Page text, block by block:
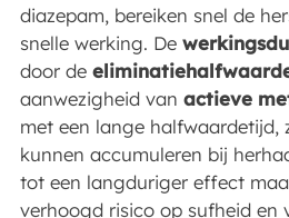
diazepam, bereiken snel de
snelle werking. De
door de
aanwezigheid van actieve
met een lange halfwaardetijd,
kunnen accumuleren bij
tot een langduriger effect
verhoogd risico op sufheid en